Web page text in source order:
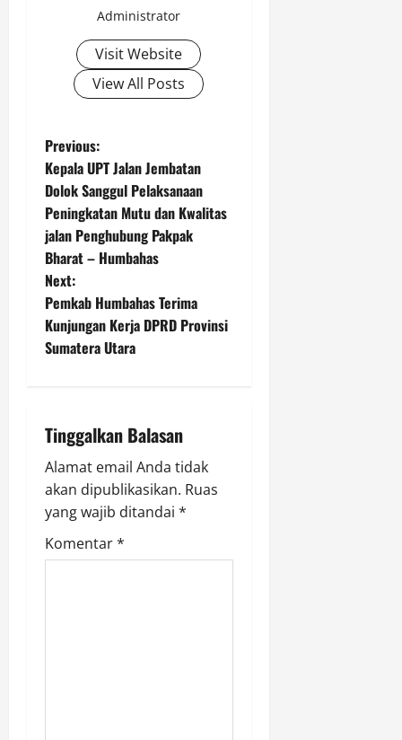
Administrator
Visit Website
View All Posts
P
o
s
t
n
a
i
g
a
t
i
Previous:
Kepala UPT Jalan Jembatan
Dolok Sanggul Pelaksanaan
Peningkatan Mutu dan Kwalitas
jalan Penghubung Pakpak
Bharat – Humbahas
Next:
Pemkab Humbahas Terima
Kunjungan Kerja DPRD Provinsi
Sumatera Utara
Tinggalkan Balasan
Alamat email Anda tidak
akan dipublikasikan. Ruas
yang wajib ditandai *
Komentar*